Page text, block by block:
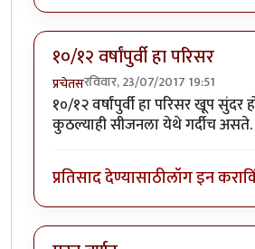
१०/१२ वर्षांपुर्वी हा परिसर
प्रचेतसरविवार, 23/07/2017 19:51
१०/१२ वर्षांपुर्वी हा परिसर खूप सुंदर
कुठल्याही सीजनला येथे गर्दीच असते.
प्रतिसाद देण्यासाठीलॉग इन करा